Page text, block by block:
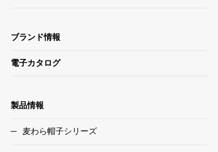
ブランド情報
電子カタログ
製品情報
麦わら帽子シリーズ